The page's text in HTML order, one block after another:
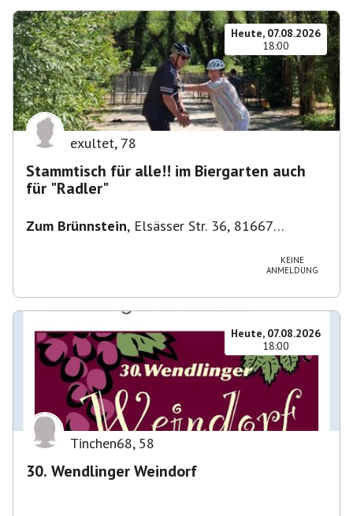
Heute, 07.08.2026
18:00
exultet, 78
Stammtisch für alle!! im Biergarten auch
für "Radler"
Zum Brünnstein, Elsässer Str. 36, 81667
KEINE
ANMELDUNG
Heute, 07.08.2026
18:00
Tinchen68, 58
30. Wendlinger Weindorf